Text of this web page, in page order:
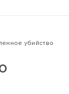
убийство